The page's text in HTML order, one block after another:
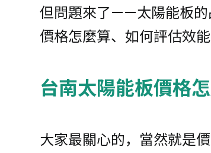
但問題來了——太陽能板的
價格怎麼算、如何評估效
台南太陽能板價格怎
大家最關心的，當然就是